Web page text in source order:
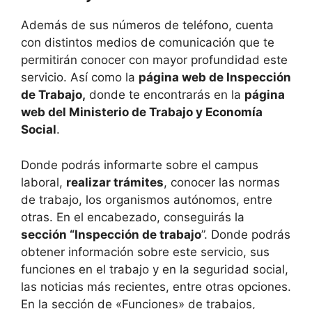
Además de sus números de teléfono, cuenta
con distintos medios de comunicación que te
permitirán conocer con mayor profundidad este
servicio. Así como la página web de Inspección
de Trabajo, donde te encontrarás en la página
web del Ministerio de Trabajo y Economía
Social.
Donde podrás informarte sobre el campus
laboral, realizar trámites, conocer las normas
de trabajo, los organismos autónomos, entre
otras. En el encabezado, conseguirás la
sección “Inspección de trabajo”. Donde podrás
obtener información sobre este servicio, sus
funciones en el trabajo y en la seguridad social,
las noticias más recientes, entre otras opciones.
En la sección de «Funciones» de trabajos,